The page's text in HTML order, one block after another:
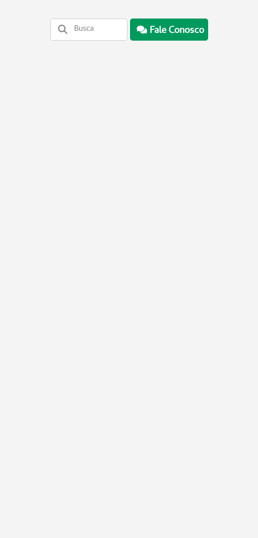
Fale Conosco